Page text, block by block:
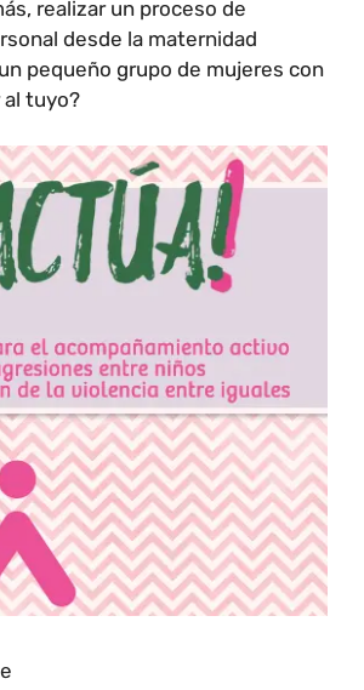
realizar un proceso de
desde la maternidad
pequeño grupo de mujeres con
al tuyo?